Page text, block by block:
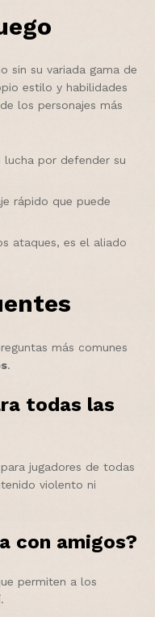
sin su variada gama de
estilo y habilidades
los personajes más
lucha por defender su
rápido que puede
ataques, es el aliado
más comunes
.
todas las
jugadores de todas
violento ni
con amigos?
permiten a los